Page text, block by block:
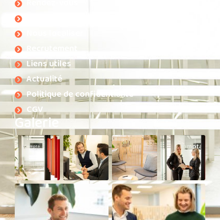
Liens utiles
Actualité
Politique de confidentialité
CGV
Galerie